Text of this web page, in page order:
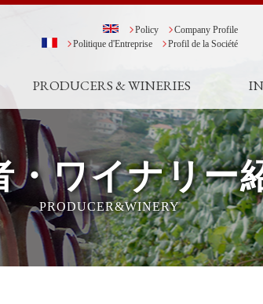
Policy
Company Profile
Politique d'Entreprise
Profil de la Société
PRODUCERS & WINERIES
・ワイナリー
PRODUCER&WINERY